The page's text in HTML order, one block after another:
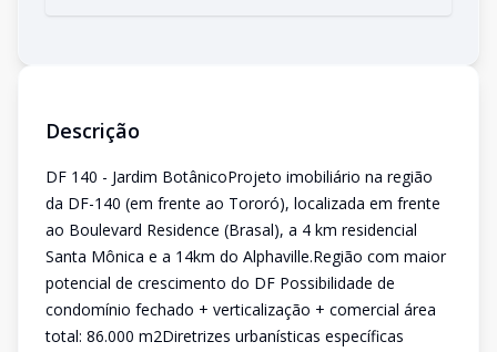
Descrição
DF 140 - Jardim BotânicoProjeto imobiliário na região
da DF-140 (em frente ao Tororó), localizada em frente
ao Boulevard Residence (Brasal), a 4 km residencial
Santa Mônica e a 14km do Alphaville.Região com maior
potencial de crescimento do DF Possibilidade de
condomínio fechado + verticalização + comercial área
total: 86.000 m2Diretrizes urbanísticas específicas